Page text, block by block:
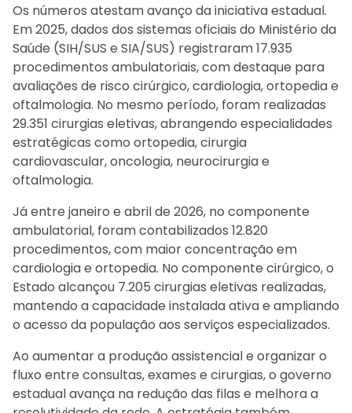
Os números atestam avanço da iniciativa estadual.
Em 2025, dados dos sistemas oficiais do Ministério da
Saúde (SIH/SUS e SIA/SUS) registraram 17.935
procedimentos ambulatoriais, com destaque para
avaliações de risco cirúrgico, cardiologia, ortopedia e
oftalmologia. No mesmo período, foram realizadas
29.351 cirurgias eletivas, abrangendo especialidades
estratégicas como ortopedia, cirurgia
cardiovascular, oncologia, neurocirurgia e
oftalmologia.
Já entre janeiro e abril de 2026, no componente
ambulatorial, foram contabilizados 12.820
procedimentos, com maior concentração em
cardiologia e ortopedia. No componente cirúrgico, o
Estado alcançou 7.205 cirurgias eletivas realizadas,
mantendo a capacidade instalada ativa e ampliando
o acesso da população aos serviços especializados.
Ao aumentar a produção assistencial e organizar o
fluxo entre consultas, exames e cirurgias, o governo
estadual avança na redução das filas e melhora a